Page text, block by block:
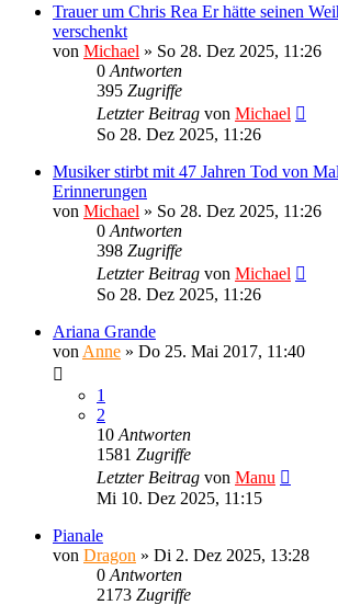
Trauer um Chris Rea Er hätte seinen
verschenkt
von Michael » So 28. Dez 2025, 11:26
0 Antworten
395 Zugriffe
Letzter Beitrag von Michael
So 28. Dez 2025, 11:26
Musiker stirbt mit 47 Jahren Tod von
Erinnerungen
von Michael » So 28. Dez 2025, 11:26
0 Antworten
398 Zugriffe
Letzter Beitrag von Michael
So 28. Dez 2025, 11:26
Ariana Grande
von Anne » Do 25. Mai 2017, 11:40
1
2
10 Antworten
1581 Zugriffe
Letzter Beitrag von Manu
Mi 10. Dez 2025, 11:15
Pianale
von Dragon » Di 2. Dez 2025, 13:28
0 Antworten
2173 Zugriffe